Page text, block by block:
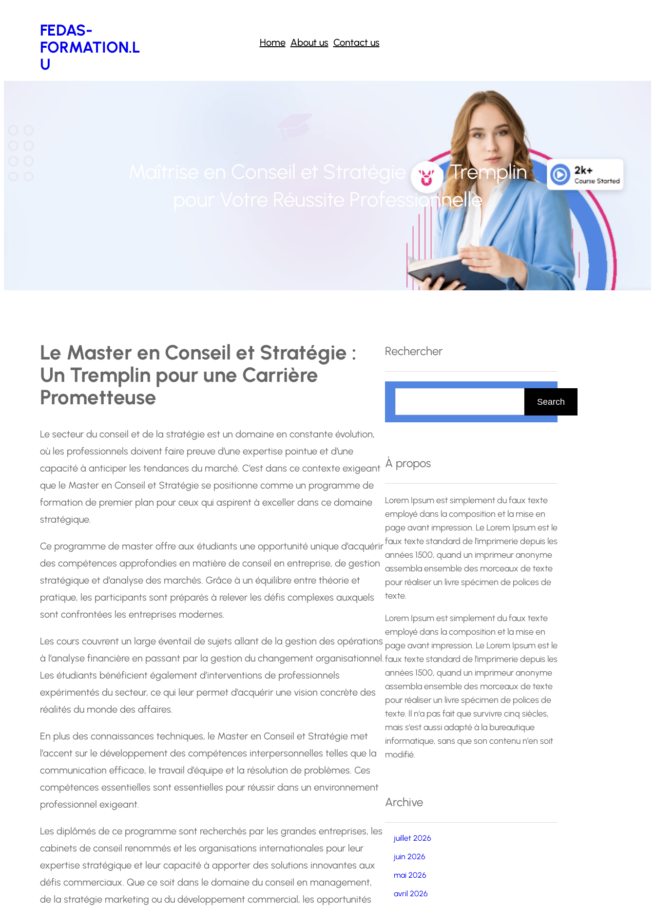
FEDAS-
FORMATION.L
U
Home About us Contact us
Maîtrise en Conseil et Stratégie : Un Tremplin
pour Votre Réussite Professionnelle
Le Master en Conseil et Stratégie :
Un Tremplin pour une Carrière
Prometteuse
Le secteur du conseil et de la stratégie est un domaine en constante évolution,
où les professionnels doivent faire preuve d’une expertise pointue et d’une
capacité à anticiper les tendances du marché. C’est dans ce contexte exigeant
que le Master en Conseil et Stratégie se positionne comme un programme de
formation de premier plan pour ceux qui aspirent à exceller dans ce domaine
stratégique.
Ce programme de master offre aux étudiants une opportunité unique d’acquérir
des compétences approfondies en matière de conseil en entreprise, de gestion
stratégique et d’analyse des marchés. Grâce à un équilibre entre théorie et
pratique, les participants sont préparés à relever les défis complexes auxquels
sont confrontées les entreprises modernes.
Les cours couvrent un large éventail de sujets allant de la gestion des opérations
à l’analyse financière en passant par la gestion du changement organisationnel.
Les étudiants bénéficient également d’interventions de professionnels
expérimentés du secteur, ce qui leur permet d’acquérir une vision concrète des
réalités du monde des affaires.
En plus des connaissances techniques, le Master en Conseil et Stratégie met
l’accent sur le développement des compétences interpersonnelles telles que la
communication efficace, le travail d’équipe et la résolution de problèmes. Ces
compétences essentielles sont essentielles pour réussir dans un environnement
professionnel exigeant.
Les diplômés de ce programme sont recherchés par les grandes entreprises, les
cabinets de conseil renommés et les organisations internationales pour leur
expertise stratégique et leur capacité à apporter des solutions innovantes aux
défis commerciaux. Que ce soit dans le domaine du conseil en management,
de la stratégie marketing ou du développement commercial, les opportunités
Rechercher
r
c
h
e
Search
À propos
Lorem Ipsum est simplement du faux texte
employé dans la composition et la mise en
page avant impression. Le Lorem Ipsum est le
faux texte standard de l'imprimerie depuis les
années 1500, quand un imprimeur anonyme
assembla ensemble des morceaux de texte
pour réaliser un livre spécimen de polices de
texte.
Lorem Ipsum est simplement du faux texte
employé dans la composition et la mise en
page avant impression. Le Lorem Ipsum est le
faux texte standard de l'imprimerie depuis les
années 1500, quand un imprimeur anonyme
assembla ensemble des morceaux de texte
pour réaliser un livre spécimen de polices de
texte. Il n'a pas fait que survivre cinq siècles,
mais s'est aussi adapté à la bureautique
informatique, sans que son contenu n'en soit
modifié.
Archive
juillet 2026
juin 2026
mai 2026
avril 2026